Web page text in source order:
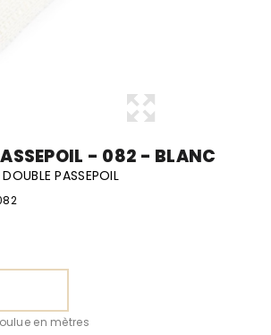
- 082 - BLANC
PASSEPOIL
en mètres